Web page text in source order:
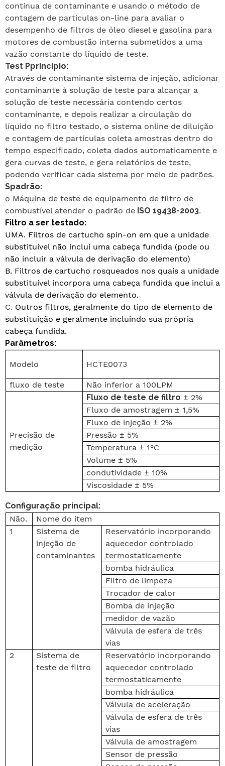
contínua de contaminante e usando o método de
contagem de partículas on-line para avaliar o
desempenho de filtros de óleo diesel e gasolina para
motores de combustão interna submetidos a uma
vazão constante do líquido de teste.
Test Pprincípio:
Através de contaminante sistema de injeção, adicionar
contaminante à solução de teste para alcançar a
solução de teste necessária contendo certos
contaminante, e depois realizar a circulação do
líquido no filtro testado, o sistema online de diluição
e contagem de partículas coleta amostras dentro do
tempo especificado, coleta dados automaticamente e
gera curvas de teste, e gera relatórios de teste,
podendo verificar cada sistema por meio de padrões.
Spadrão:
o Máquina de teste de equipamento de filtro de
combustível atender o padrão de ISO 19438-2003.
Filtro a ser testado:
UMA. Filtros de cartucho spin-on em que a unidade
substituível não inclui uma cabeça fundida (pode ou
não incluir a válvula de derivação do elemento)
B. Filtros de cartucho rosqueados nos quais a unidade
substituível incorpora uma cabeça fundida que inclui a
válvula de derivação do elemento.
C. Outros filtros, geralmente do tipo de elemento de
substituição e geralmente incluindo sua própria
cabeça fundida.
Parâmetros:
Modelo HCTE0073
fluxo de teste Não inferior a 100LPM
Precisão de
medição
Fluxo de teste de filtro ± 2%
Fluxo de amostragem ± 1,5%
Fluxo de injeção ± 2%
Pressão ± 5%
Temperatura ± 1°C
Volume ± 5%
condutividade ± 10%
Viscosidade ± 5%
Configuração principal:
Não.
Nome do item
1
Sistema de
injeção de
contaminantes
Reservatório incorporando
aquecedor controlado
termostaticamente
bomba hidráulica
Filtro de limpeza
Trocador de calor
Bomba de injeção
medidor de vazão
Válvula de esfera de três
vias
2
Sistema de
teste de filtro
Reservatório incorporando
aquecedor controlado
termostaticamente
bomba hidráulica
Válvula de aceleração
Válvula de esfera de três
vias
Válvula de amostragem
Sensor de pressão